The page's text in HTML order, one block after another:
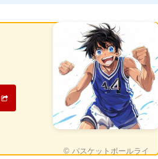
© バスケットボールライ